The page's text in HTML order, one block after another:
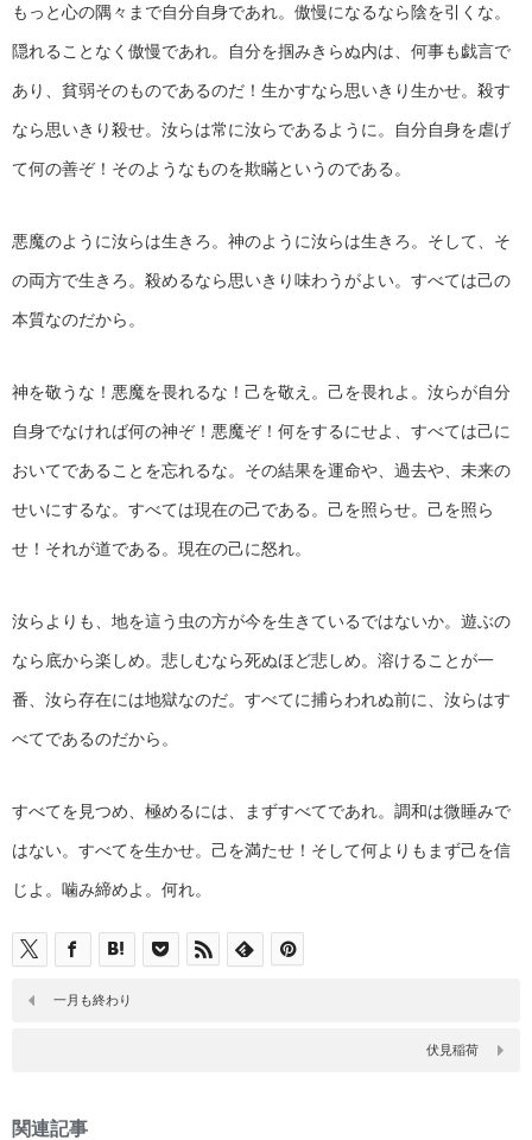
もっと心の隅々まで自分自身であれ。傲慢になるなら陰を引くな。
隠れることなく傲慢であれ。自分を掴みきらぬ内は、何事も戯言で
あり、貧弱そのものであるのだ！生かすなら思いきり生かせ。殺す
なら思いきり殺せ。汝らは常に汝らであるように。自分自身を虐げ
て何の善ぞ！そのようなものを欺瞞というのである。
悪魔のように汝らは生きろ。神のように汝らは生きろ。そして、そ
の両方で生きろ。殺めるなら思いきり味わうがよい。すべては己の
本質なのだから。
神を敬うな！悪魔を畏れるな！己を敬え。己を畏れよ。汝らが自分
自身でなければ何の神ぞ！悪魔ぞ！何をするにせよ、すべては己に
おいてであることを忘れるな。その結果を運命や、過去や、未来の
せいにするな。すべては現在の己である。己を照らせ。己を照ら
せ！それが道である。現在の己に怒れ。
汝らよりも、地を這う虫の方が今を生きているではないか。遊ぶの
なら底から楽しめ。悲しむなら死ぬほど悲しめ。溶けることが一
番、汝ら存在には地獄なのだ。すべてに捕らわれぬ前に、汝らはす
べてであるのだから。
すべてを見つめ、極めるには、まずすべてであれ。調和は微睡みで
はない。すべてを生かせ。己を満たせ！そして何よりもまず己を信
じよ。噛み締めよ。何れ。
一月も終わり
伏見稲荷
関連記事